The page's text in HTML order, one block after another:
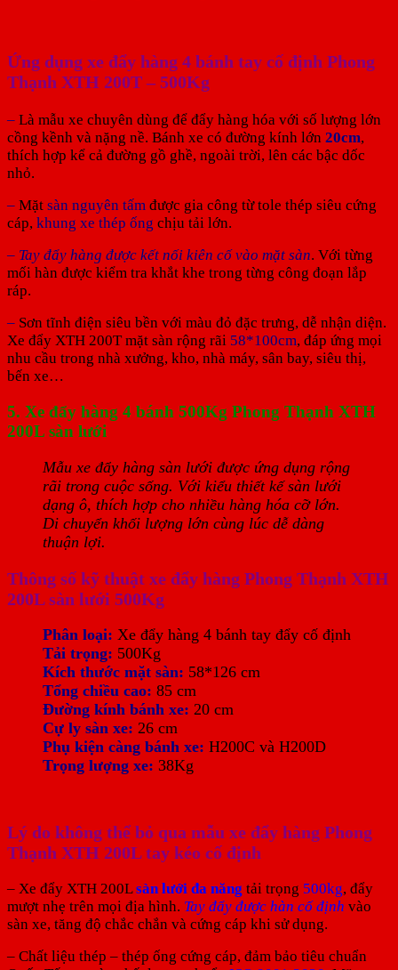
Ứng dụng xe đẩy hàng 4 bánh tay cố định Phong
Thạnh XTH 200T – 500Kg
– Là mẫu xe chuyên dùng để đẩy hàng hóa với số lượng lớn
cồng kềnh và nặng nề. Bánh xe có đường kính lớn 20cm,
thích hợp kể cả đường gồ ghề, ngoài trời, lên các bậc dốc
nhỏ.
– Mặt sàn nguyên tấm được gia công từ tole thép siêu cứng
cáp, khung xe thép ống chịu tải lớn.
– Tay đẩy hàng được kết nối kiên cố vào mặt sàn. Với từng
mối hàn được kiểm tra khắt khe trong từng công đoạn lắp
ráp.
– Sơn tĩnh điện siêu bền với màu đỏ đặc trưng, dễ nhận diện.
Xe đẩy XTH 200T mặt sàn rộng rãi 58*100cm, đáp ứng mọi
nhu cầu trong nhà xưởng, kho, nhà máy, sân bay, siêu thị,
bến xe…
5. Xe đẩy hàng 4 bánh 500Kg Phong Thạnh XTH
200L sàn lưới
Mẫu xe đẩy hàng sàn lưới được ứng dụng rộng
rãi trong cuộc sống. Với kiểu thiết kế sàn lưới
dạng ô, thích hợp cho nhiều hàng hóa cỡ lớn.
Di chuyển khối lượng lớn cùng lúc dễ dàng
thuận lợi.
Thông số kỹ thuật xe đẩy hàng Phong Thạnh XTH
200L sàn lưới 500Kg
Phân loại: Xe đẩy hàng 4 bánh tay đẩy cố định
Tải trọng: 500Kg
Kích thước mặt sàn: 58*126 cm
Tổng chiều cao: 85 cm
Đường kính bánh xe: 20 cm
Cự ly sàn xe: 26 cm
Phụ kiện càng bánh xe: H200C và H200D
Trọng lượng xe: 38Kg
Lý do không thể bỏ qua mẫu xe đẩy hàng Phong
Thạnh XTH 200L tay kéo cố định
– Xe đẩy XTH 200Lsàn lưới đa năng tải trọng 500kg, đẩy
mượt nhẹ trên mọi địa hình. Tay đẩy được hàn cố định vào
sàn xe, tăng độ chắc chắn và cứng cáp khi sử dụng.
– Chất liệu thép – thép ống cứng cáp, đảm bảo tiêu chuẩn